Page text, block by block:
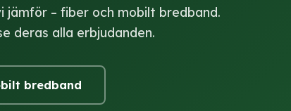
– fiber och mobilt bredband.
deras alla erbjudanden.
bredband